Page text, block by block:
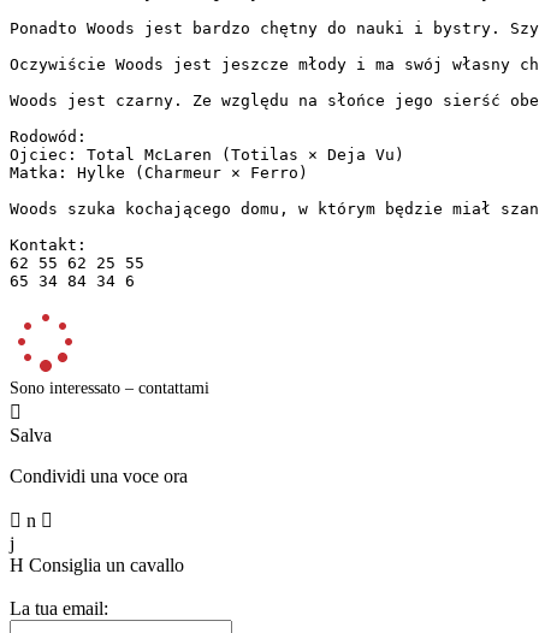
Ponadto Woods jest bardzo chętny do nauki i bystry.
Oczywiście Woods jest jeszcze młody i ma swój
Woods jest czarny. Ze względu na słońce jego sierść
Rodowód:
Ojciec: Total McLaren (Totilas × Deja Vu)
Matka: Hylke (Charmeur × Ferro)
Woods szuka kochającego domu, w którym będzie miał
Kontakt:
62 55 62 25 55
65 34 84 34 6
Sono interessato – contattami

Salva
Condividi una voce ora
 n 
j
H Consiglia un cavallo
La tua email: